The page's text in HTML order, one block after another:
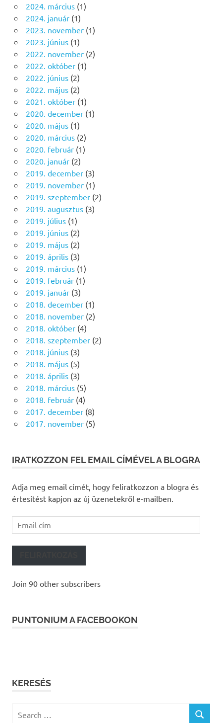
2024. március(1)
2024. január(1)
2023. november(1)
2023. június(1)
2022. november(2)
2022. október(1)
2022. június(2)
2022. május(2)
2021. október(1)
2020. december(1)
2020. május(1)
2020. március(2)
2020. február(1)
2020. január(2)
2019. december(3)
2019. november(1)
2019. szeptember(2)
2019. augusztus(3)
2019. július(1)
2019. június(2)
2019. május(2)
2019. április(3)
2019. március(1)
2019. február(1)
2019. január(3)
2018. december(1)
2018. november(2)
2018. október(4)
2018. szeptember(2)
2018. június(3)
2018. május(5)
2018. április(3)
2018. március(5)
2018. február(4)
2017. december(8)
2017. november(5)
IRATKOZZON FEL EMAIL CÍMÉVEL A BLOGRA
Adja meg email címét, hogy feliratkozzon a blogra és
értesítést kapjon az új üzenetekről e-mailben.
Email
cím
Join 90 other subscribers
PUNTONIUM A FACEBOOKON
KERESÉS
SEARCH